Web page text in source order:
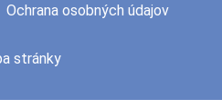
Ochrana osobných údajov
stránky